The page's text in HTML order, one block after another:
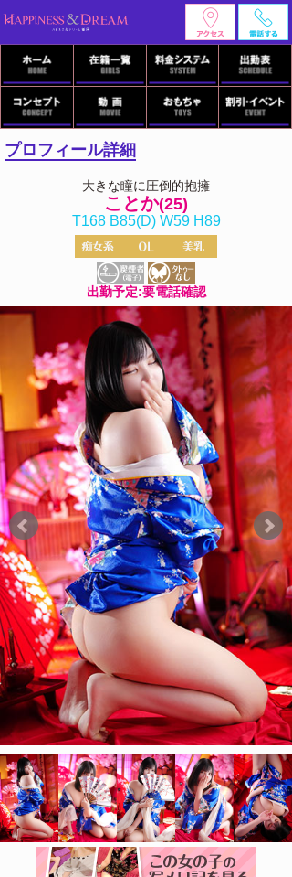
プロフィール詳細
大きな瞳に圧倒的抱擁
ことか(25)
T168 B85(D) W59 H89
出勤予定:要電話確認